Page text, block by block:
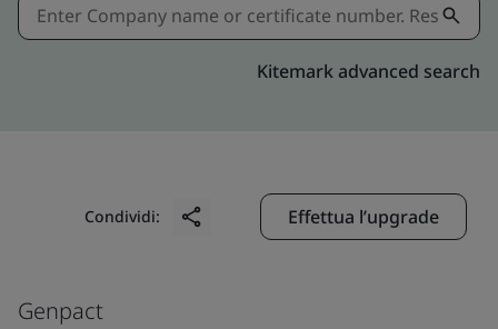
Kitemark advanced search
Condividi: Effettua l’upgrade
Genpact